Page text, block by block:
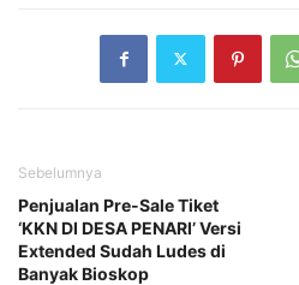
Sebelumnya
Penjualan Pre-Sale Tiket
‘KKN DI DESA PENARI’ Versi
Extended Sudah Ludes di
Banyak Bioskop